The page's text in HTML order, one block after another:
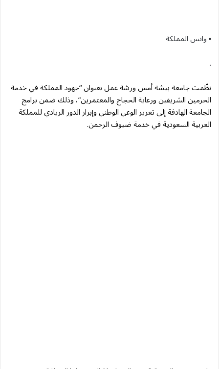
▪︎ واتس المملكة
.
نظّمت جامعة بيشة أمس ورشة عمل بعنوان “جهود المملكة في خدمة
الحرمين الشريفين ورعاية الحجاج والمعتمرين”، وذلك ضمن برامج
الجامعة الهادفة إلى تعزيز الوعي الوطني وإبراز الدور الريادي للمملكة
العربية السعودية في خدمة ضيوف الرحمن.